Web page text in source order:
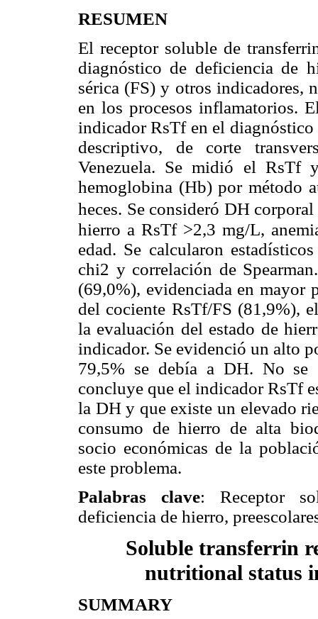
RESUMEN
El receptor soluble de
diagnóstico de deficiencia de
sérica (FS) y otros indicadores,
en los procesos inflamatorios.
indicador RsTf en el
descriptivo, de corte
Venezuela. Se midió el RsTf
hemoglobina (Hb) por método
heces. Se consideró DH
hierro a RsTf >2,3 mg/L,
edad. Se calcularon
chi2 y correlación de
(69,0%), evidenciada en
del cociente RsTf/FS (81,9%),
la evaluación del estado de
indicador. Se evidenció un alto
79,5% se debía a DH. No se
concluye que el indicador RsTf
la DH y que existe un elevado
consumo de hierro de alta
socio económicas de la
este problema.
Palabras clave: Receptor
deficiencia de hierro,
Soluble transferrin
nutritional status
SUMMARY